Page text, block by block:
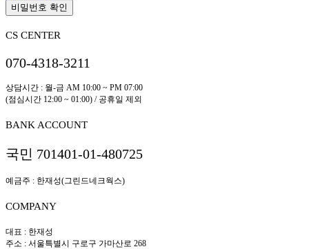
비밀번호 확인
CS CENTER
070-4318-3211
상담시간 : 월-금 AM 10:00 ~ PM 07:00
(점심시간 12:00 ~ 01:00) / 공휴일 제외
BANK ACCOUNT
국민 701401-01-480725
예금주 : 한재성(그린드네크웍스)
COMPANY
대표 : 한재성
주소 : 서울특별시 구로구 가마산로 268